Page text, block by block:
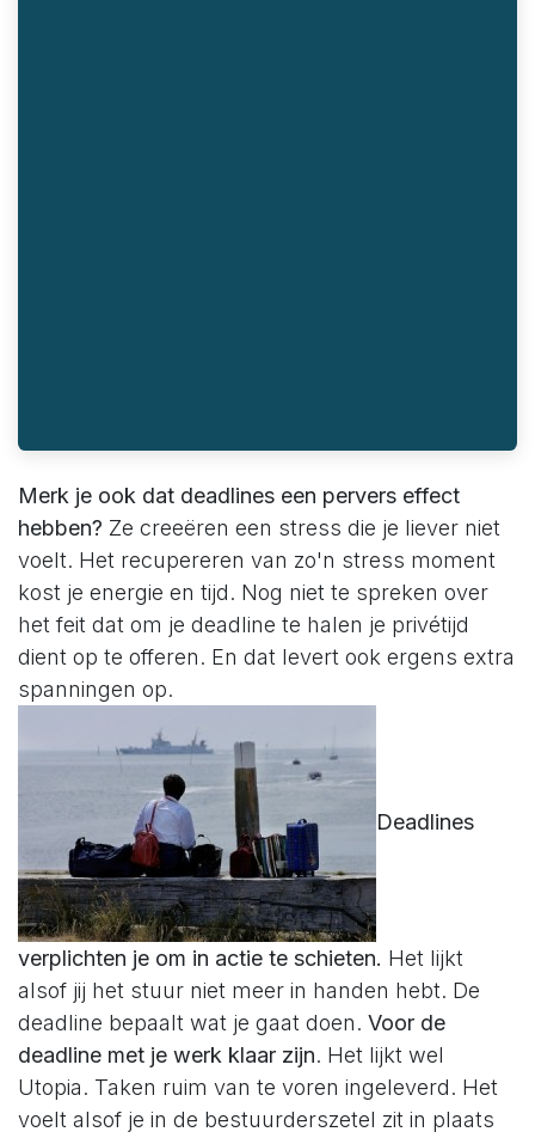
Merk je ook dat deadlines een pervers effect
hebben? Ze creeëren een stress die je liever niet
voelt. Het recupereren van zo'n stress moment
kost je energie en tijd. Nog niet te spreken over
het feit dat om je deadline te halen je privétijd
dient op te offeren. En dat levert ook ergens extra
spanningen op.
Deadlines
verplichten je om in actie te schieten. Het lijkt
alsof jij het stuur niet meer in handen hebt. De
deadline bepaalt wat je gaat doen. Voor de
deadline met je werk klaar zijn. Het lijkt wel
Utopia. Taken ruim van te voren ingeleverd. Het
voelt alsof je in de bestuurderszetel zit in plaats